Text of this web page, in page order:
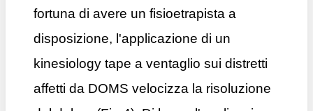
fortuna di avere un fisioetrapista a
disposizione, l'applicazione di un
kinesiology tape a ventaglio sui distretti
affetti da DOMS velocizza la risoluzione